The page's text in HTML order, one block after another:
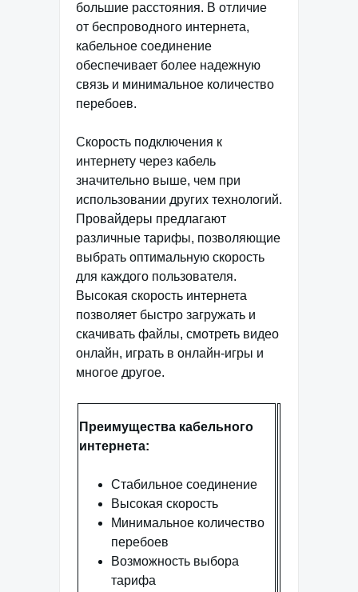
большие расстояния. В отличие
от беспроводного интернета,
кабельное соединение
обеспечивает более надежную
связь и минимальное количество
перебоев.
Скорость подключения к
интернету через кабель
значительно выше, чем при
использовании других технологий.
Провайдеры предлагают
различные тарифы, позволяющие
выбрать оптимальную скорость
для каждого пользователя.
Высокая скорость интернета
позволяет быстро загружать и
скачивать файлы, смотреть видео
онлайн, играть в онлайн-игры и
многое другое.
Преимущества кабельного
интернета:
Стабильное соединение
Высокая скорость
Минимальное количество
перебоев
Возможность выбора
тарифа